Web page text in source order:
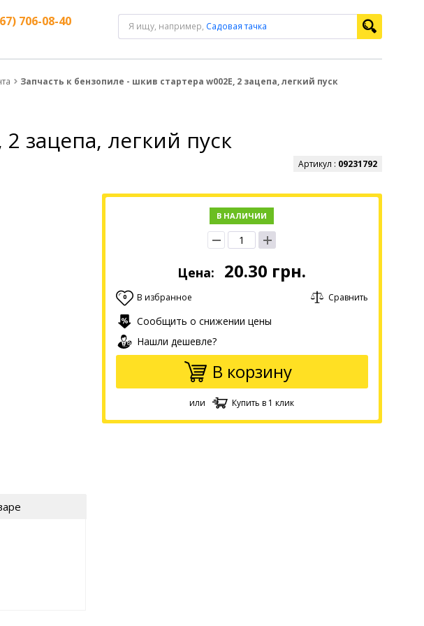
706-08-40 Я ищу, например, Садовая тачка
Запчасть к бензопиле - шкив стартера w002Е, 2 зацепа, легкий пуск
зацепа, легкий пуск
Артикул : 09231792
В НАЛИЧИИ
Цена: 20.30 грн.
0 В избранное Сравнить
Сообщить о снижении цены
Нашли дешевле?
В корзину
или Купить в 1 клик